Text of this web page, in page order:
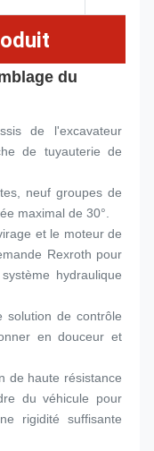
du
de l'excavateur
de tuyauterie de
neuf groupes de
maximal de 30°.
et le moteur de
Rexroth pour
hydraulique
solution de contrôle
en douceur et
de haute résistance
du véhicule pour
rigidité suffisante